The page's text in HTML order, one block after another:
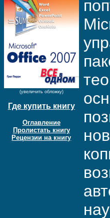
(увеличить обложку)
Где купить книгу
Оглавление
Пролистать книгу
Рецензии на книгу